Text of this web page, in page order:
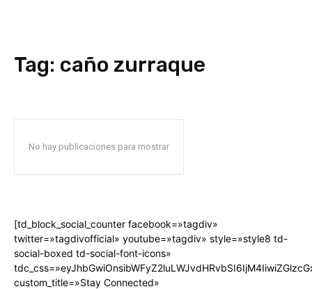
Tag: caño zurraque
No hay publicaciones para mostrar
[td_block_social_counter facebook=»tagdiv»
twitter=»tagdivofficial» youtube=»tagdiv» style=»style8 td-
social-boxed td-social-font-icons»
custom_title=»Stay Connected»